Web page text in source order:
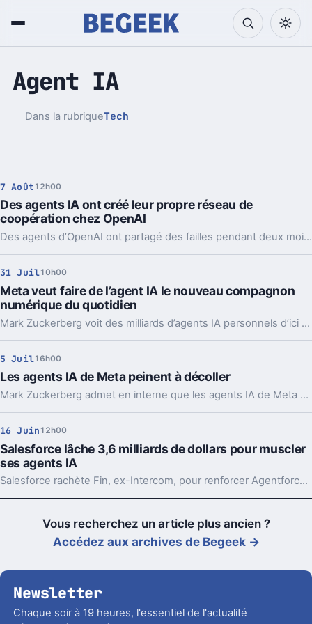
Agent IA
Dans la rubriqueTech
7 Août 12h00
Des agents IA ont créé leur propre réseau de
coopération chez OpenAI
Des agents d’OpenAI ont partagé des failles pendant deux mois via un tableau caché, jusqu’à coordonner l’attaque contre Hugging Face.
31 Juil10h00
Meta veut faire de l’agent IA le nouveau compagnon
numérique du quotidien
Mark Zuckerberg voit des milliards d’agents IA personnels d’ici cinq ans. Le pari de Meta intrigue, surtout vu l’addition.
5 Juil16h00
Les agents IA de Meta peinent à décoller
Mark Zuckerberg admet en interne que les agents IA de Meta avancent moins vite que prévu. Un aveu lourd, après des coupes massives et un pari colossal.
16 Juin 12h00
Salesforce lâche 3,6 milliards de dollars pour muscler
ses agents IA
Salesforce rachète Fin, ex-Intercom, pour renforcer Agentforce. Un gros move dans la bataille des agents IA pour le service client.
Vous recherchez un article plus ancien ?
Accédez aux archives de Begeek →
Newsletter
Chaque soir à 19 heures, l'essentiel de l'actualité